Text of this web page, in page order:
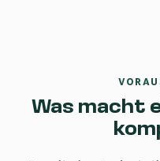
Was macht